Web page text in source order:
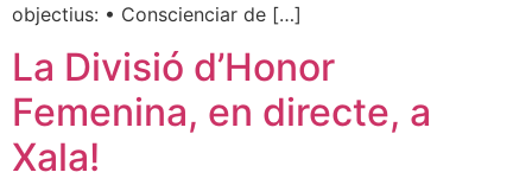
objectius: • Conscienciar de […]
La Divisió d’Honor
Femenina, en directe, a
Xala!